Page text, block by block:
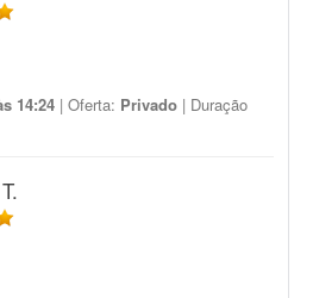
14:24 | Oferta: Privado | Duração